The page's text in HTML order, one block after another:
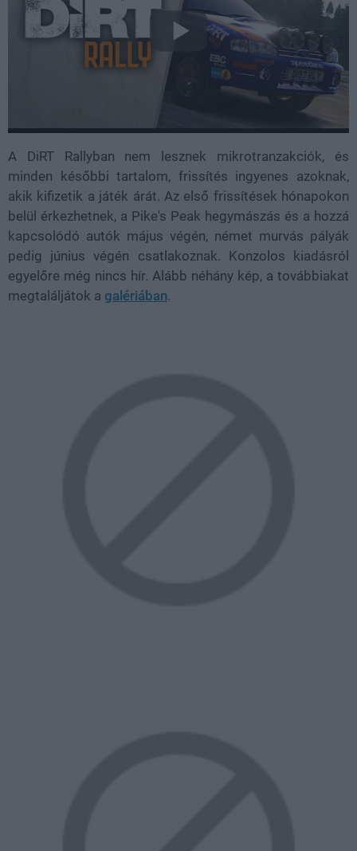
A DiRT Rallyban nem lesznek mikrotranzakciók, és
minden későbbi tartalom, frissítés ingyenes azoknak,
akik kifizetik a játék árát. Az első frissítések hónapokon
belül érkezhetnek, a Pike's Peak hegymászás és a hozzá
kapcsolódó autók május végén, német murvás pályák
pedig június végén csatlakoznak. Konzolos kiadásról
egyelőre még nincs hír. Alább néhány kép, a továbbiakat
megtaláljátok a galériában.